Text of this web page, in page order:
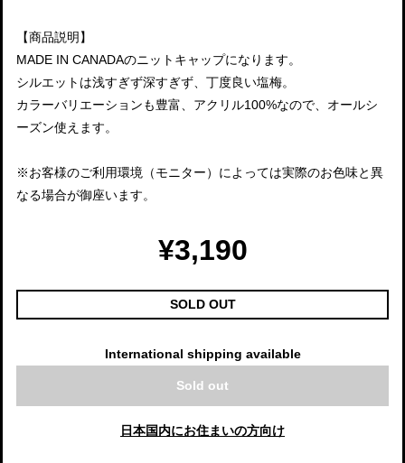
【商品説明】
MADE IN CANADAのニットキャップになります。
シルエットは浅すぎず深すぎず、丁度良い塩梅。
カラーバリエーションも豊富、アクリル100%なので、オールシ
ーズン使えます。
※お客様のご利用環境（モニター）によっては実際のお色味と異
なる場合が御座います。
¥3,190
SOLD OUT
International shipping available
Sold out
日本国内にお住まいの方向け